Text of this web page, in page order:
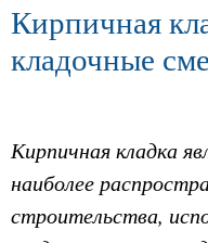
Кирпичная
кладочные
Кирпичная кладка
наиболее
строительства,